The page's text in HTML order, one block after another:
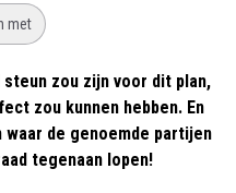
met
zou zijn voor dit plan,
zou kunnen hebben. En
de genoemde partijen
tegenaan lopen!